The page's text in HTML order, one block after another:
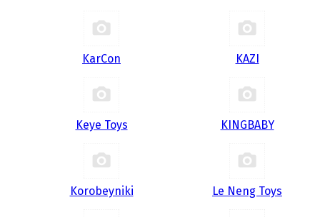
KarCon KAZI
Keye Toys KINGBABY
Korobeyniki Le Neng Toys